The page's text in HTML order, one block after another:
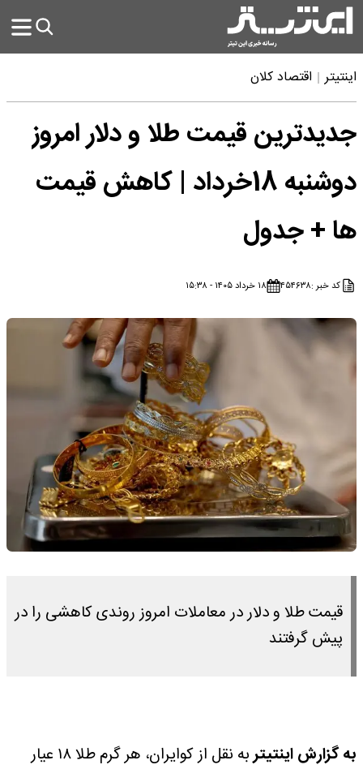
اینتیتر اقتصاد کلان
جدیدترین قیمت طلا و دلار امروز
دوشنبه 18خرداد | کاهش قیمت
ها + جدول
کد خبر :۴۵۴۶۳۸ ۱۸ خرداد ۱۴۰۵ - ۱۵:۳۸
قیمت طلا و دلار در معاملات امروز روندی کاهشی را در
پیش گرفتند
به گزارش اینتیتر
به نقل از کوایران، هر گرم طلا ۱۸ عیار